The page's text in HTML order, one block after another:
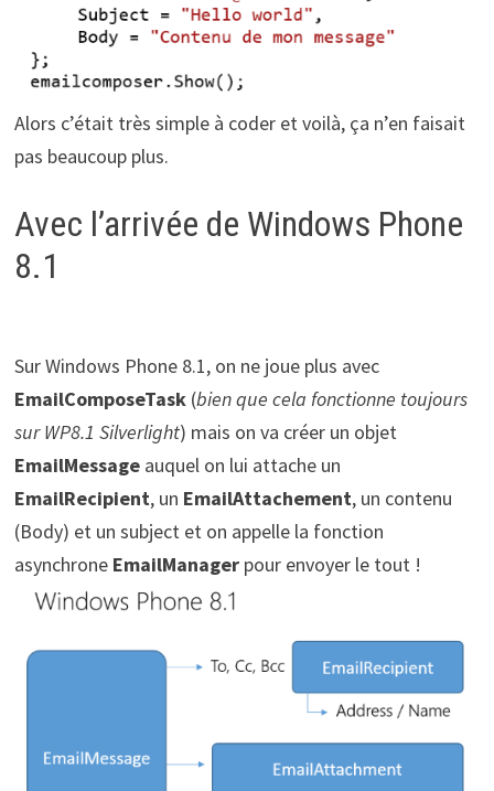
Alors c’était très simple à coder et voilà, ça n’en faisait
pas beaucoup plus.
Avec l’arrivée de Windows Phone
8.1
Sur Windows Phone 8.1, on ne joue plus avec
EmailComposeTask (bien que cela fonctionne toujours
sur WP8.1 Silverlight) mais on va créer un objet
EmailMessage auquel on lui attache un
EmailRecipient, un EmailAttachement, un contenu
(Body) et un subject et on appelle la fonction
asynchrone EmailManagerpour envoyer le tout !